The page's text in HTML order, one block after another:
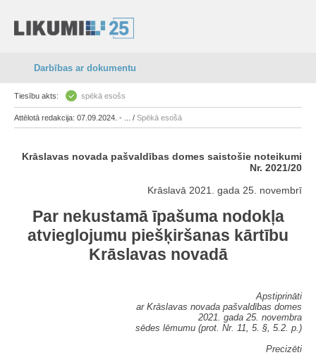
Darbības ar dokumentu
Tiesību akts: spēkā esošs
Attēlotā redakcija: 07.09.2024. - ... / Spēkā esošā
Krāslavas novada pašvaldības domes saistošie noteikumi
Nr. 2021/20
Krāslavā 2021. gada 25. novembrī
Par nekustamā īpašuma nodokļa
atvieglojumu piešķiršanas kārtību
Krāslavas novadā
Apstiprināti
ar Krāslavas novada pašvaldības domes
2021. gada 25. novembra
sēdes lēmumu (prot. Nr. 11, 5. §, 5.2. p.)
Precizēti